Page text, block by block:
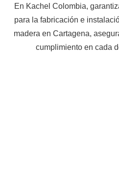
En Kachel Colombia,
para la fabricación e
madera en Cartagena,
cumplimiento en cada